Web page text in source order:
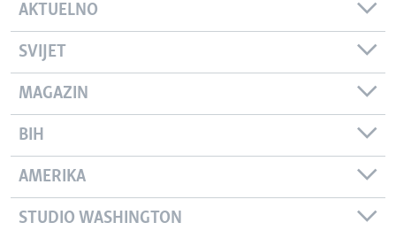
AKTUELNO
SVIJET
MAGAZIN
BIH
AMERIKA
STUDIO WASHINGTON